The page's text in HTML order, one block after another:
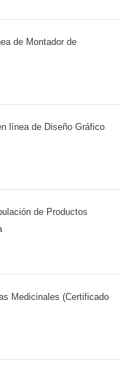
de Montador de
línea de Diseño Gráfico
de Productos
Medicinales (Certificado